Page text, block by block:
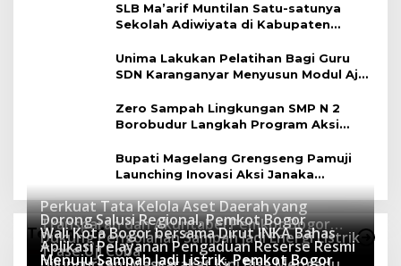
SLB Ma’arif Muntilan Satu-satunya
Sekolah Adiwiyata di Kabupaten
Unima Lakukan Pelatihan Bagi Guru
SDN Karanganyar Menyusun Modul Ajar
Zero Sampah Lingkungan SMP N 2
Borobudur Langkah Program Aksi
Bupati Magelang Grengseng Pamuji
Launching Inovasi Aksi Janaka
Program Sekolah Adiwiyata
Teknologi
Perkuat Tata Kelola Aset Daerah yang
Transparan dan Akuntabel Pemkot Bogor
Luncurkan SIMASDA
8 Juli 2026
Dorong Salusi Regional, Pemkot Bogor
Dukung Pengolahan Sampah Jadi Energi Listrik
8 April 2026
Wali Kota Bogor bersama Dirut INKA Bahas
Trase Uji Coba
Aplikasi Pelayanan Pengaduan Reserse Resmi
Menuju Sampah Jadi Listrik, Pemkot Bogor